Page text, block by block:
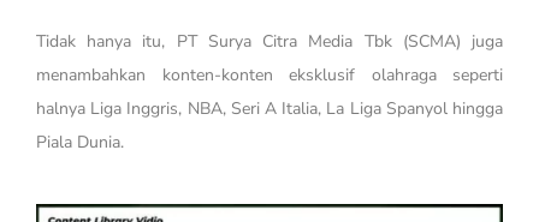
Tidak hanya itu, PT Surya Citra Media Tbk (SCMA) juga
menambahkan konten-konten eksklusif olahraga seperti
halnya Liga Inggris, NBA, Seri A Italia, La Liga Spanyol hingga
Piala Dunia.